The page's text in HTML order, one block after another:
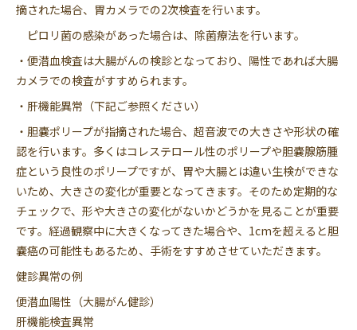
摘された場合、胃カメラでの2次検査を行います。
ピロリ菌の感染があった場合は、除菌療法を行います。
・便潜血検査は大腸がんの検診となっており、陽性であれば大腸
カメラでの検査がすすめられます。
・肝機能異常（下記ご参照ください）
・胆嚢ポリープが指摘された場合、超音波での大きさや形状の確
認を行います。多くはコレステロール性のポリープや胆嚢腺筋腫
症という良性のポリープですが、胃や大腸とは違い生検ができな
いため、大きさの変化が重要となってきます。そのため定期的な
チェックで、形や大きさの変化がないかどうかを見ることが重要
です。経過観察中に大きくなってきた場合や、1cmを超えると胆
嚢癌の可能性もあるため、手術をすすめさせていただきます。
健診異常の例
便潜血陽性（大腸がん健診）
肝機能検査異常